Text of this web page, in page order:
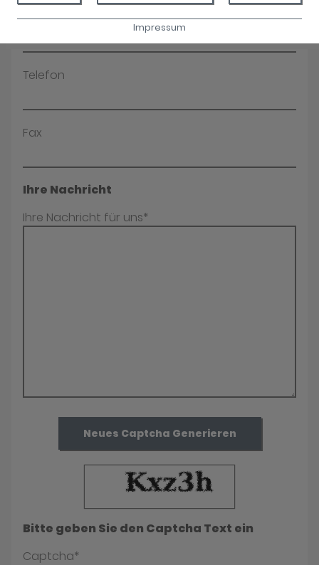
Impressum
E-Mail*
Telefon
Fax
Ihre Nachricht
Ihre Nachricht für uns*
Neues Captcha Generieren
Bitte geben Sie den Captcha Text ein
Captcha*